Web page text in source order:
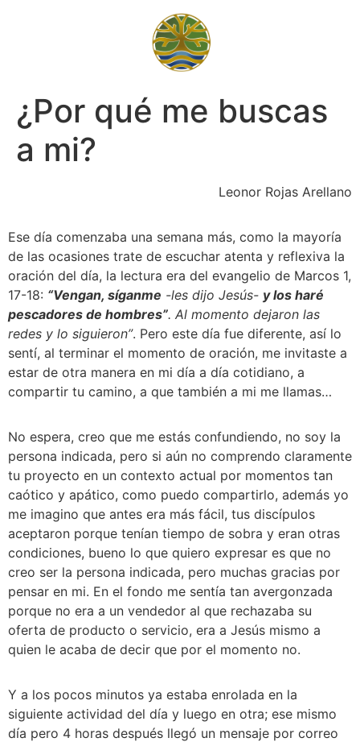
¿Por qué me buscas
a mi?
Leonor Rojas Arellano
Ese día comenzaba una semana más, como la mayoría
de las ocasiones trate de escuchar atenta y reflexiva la
oración del día, la lectura era del evangelio de Marcos 1,
17-18: “Vengan, síganme -les dijo Jesús- y los haré
pescadores de hombres”. Al momento dejaron las
redes y lo siguieron”. Pero este día fue diferente, así lo
sentí, al terminar el momento de oración, me invitaste a
estar de otra manera en mi día a día cotidiano, a
compartir tu camino, a que también a mi me llamas…
No espera, creo que me estás confundiendo, no soy la
persona indicada, pero si aún no comprendo claramente
tu proyecto en un contexto actual por momentos tan
caótico y apático, como puedo compartirlo, además yo
me imagino que antes era más fácil, tus discípulos
aceptaron porque tenían tiempo de sobra y eran otras
condiciones, bueno lo que quiero expresar es que no
creo ser la persona indicada, pero muchas gracias por
pensar en mi. En el fondo me sentía tan avergonzada
porque no era a un vendedor al que rechazaba su
oferta de producto o servicio, era a Jesús mismo a
quien le acaba de decir que por el momento no.
Y a los pocos minutos ya estaba enrolada en la
siguiente actividad del día y luego en otra; ese mismo
día pero 4 horas después llegó un mensaje por correo